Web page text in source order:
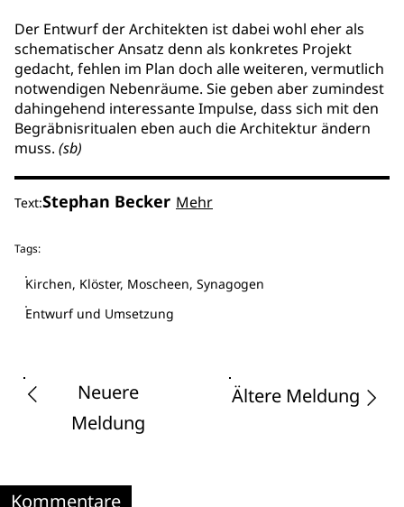
Der Entwurf der Architekten ist dabei wohl eher als
schematischer Ansatz denn als konkretes Projekt
gedacht, fehlen im Plan doch alle weiteren, vermutlich
notwendigen Nebenräume. Sie geben aber zumindest
dahingehend interessante Impulse, dass sich mit den
Begräbnisritualen eben auch die Architektur ändern
muss. (sb)
Text:Stephan Becker Mehr
Tags:
Kirchen, Klöster, Moscheen, Synagogen
Entwurf und Umsetzung
Neuere
Meldung
Ältere Meldung
Kommentare